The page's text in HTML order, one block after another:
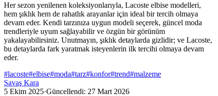
Her sezon yenilenen koleksiyonlarıyla, Lacoste elbise modelleri,
hem şıklık hem de rahatlık arayanlar için ideal bir tercih olmaya
devam eder. Kendi tarzınıza uygun modeli seçerek, güncel moda
trendleriyle uyum sağlayabilir ve özgün bir görünüm
yakalayabilirsiniz. Unutmayın, şıklık detaylarda gizlidir; ve Lacoste,
bu detaylarda fark yaratmak isteyenlerin ilk tercihi olmaya devam
eder.
#lacoste#elbise#moda#tarz#konfor#trend#malzeme
Savaş Kara
5 Ekim 2025·Güncellendi: 27 Mart 2026